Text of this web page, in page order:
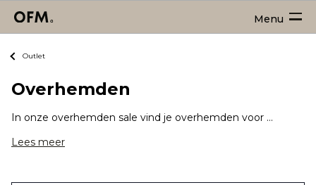
Menu
Outlet
Overhemden
In onze overhemden sale vind je overhemden voor heren in vele dessins, materialen en pasvormen. Zo vind je altijd jouw favoriete overhemd. En het fijne is: je shopt ze nu extra goedkoop!
Lees meer